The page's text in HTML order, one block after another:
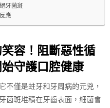
牙菌斑
應
容！阻斷惡性循
守護口腔健康
不僅是蛀牙和牙周病的元兇，
菌斑堆積在牙齒表面，細菌會